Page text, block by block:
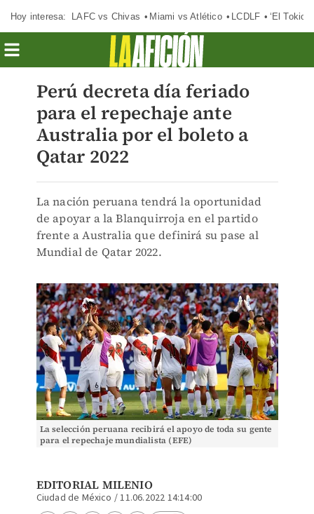
Hoy interesa: LAFC vs Chivas Miami vs Atlético LCDLF ‘El Tokio’
Perú decreta día feriado
para el repechaje ante
Australia por el boleto a
Qatar 2022
La nación peruana tendrá la oportunidad
de apoyar a la Blanquirroja en el partido
frente a Australia que definirá su pase al
Mundial de Qatar 2022.
La selección peruana recibirá el apoyo de toda su gente
para el repechaje mundialista (EFE)
EDITORIAL MILENIO
Ciudad de México /11.06.2022 14:14:00